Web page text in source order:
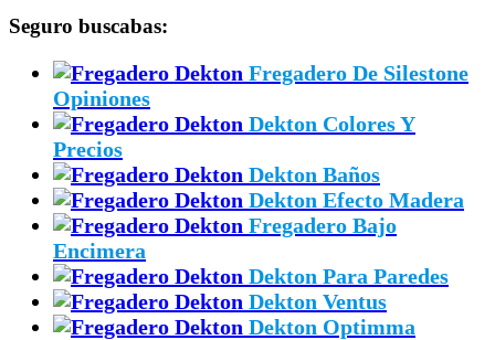
Seguro buscabas:
Fregadero De Silestone
Opiniones
Dekton Colores Y
Precios
Dekton Baños
Dekton Efecto Madera
Fregadero Bajo
Encimera
Dekton Para Paredes
Dekton Ventus
Dekton Optimma